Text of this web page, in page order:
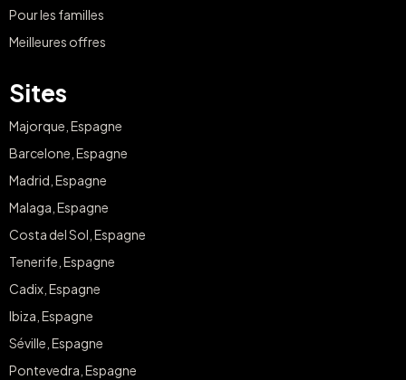
Pour les familles
Meilleures offres
Sites
Majorque, Espagne
Barcelone, Espagne
Madrid, Espagne
Malaga, Espagne
Costa del Sol, Espagne
Tenerife, Espagne
Cadix, Espagne
Ibiza, Espagne
Séville, Espagne
Pontevedra, Espagne